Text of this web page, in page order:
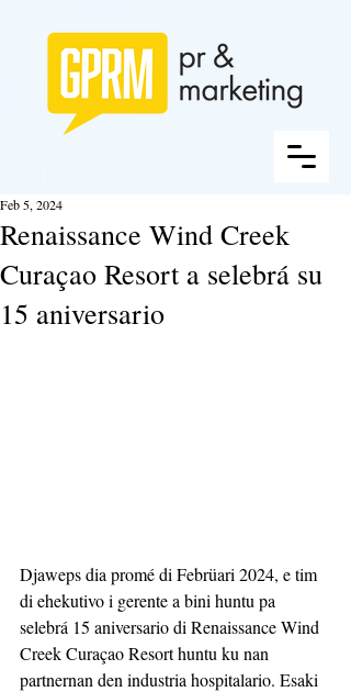
Renaissance Wind Creek
Curaçao Resort a selebrá su
15 aniversario
Feb 5, 2024
Djaweps dia promé di Febrüari 2024, e tim
di ehekutivo i gerente a bini huntu pa
selebrá 15 aniversario di Renaissance Wind
Creek Curaçao Resort huntu ku nan
partnernan den industria hospitalario. Esaki